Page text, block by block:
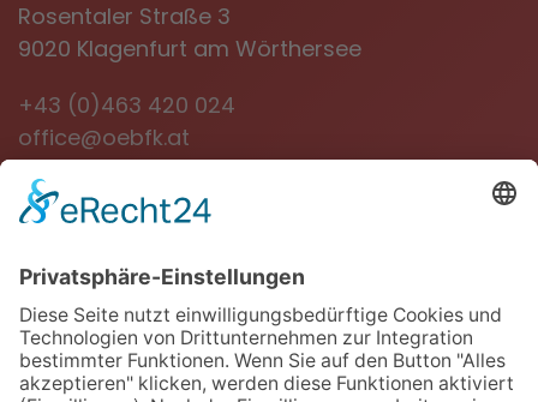
Rosentaler Straße 3
9020 Klagenfurt am Wörthersee
+43 (0)463 420 024
office@oebfk.at
NEWSLETTER